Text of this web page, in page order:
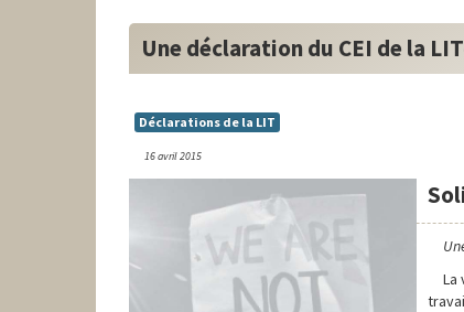
Une déclaration du CEI de la
Déclarations de la LIT
16 avril 2015
La